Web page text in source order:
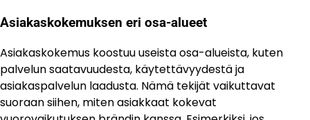
Asiakaskokemuksen eri osa-alueet
Asiakaskokemus koostuu useista osa-alueista, kuten
palvelun saatavuudesta, käytettävyydestä ja
asiakaspalvelun laadusta. Nämä tekijät vaikuttavat
suoraan siihen, miten asiakkaat kokevat